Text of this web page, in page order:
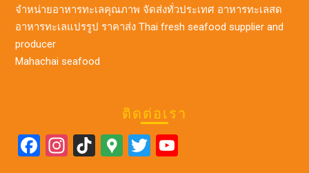
จำหน่ายอาหารทะเลคุณภาพ จัดส่งทั่วประเทศ อาหารทะเลสด
อาหารทะเลแปรรูป ราคาส่ง Thai fresh seafood supplier and
producer
Mahachai seafood
ติดต่อเรา
F
In
Ti
G
T